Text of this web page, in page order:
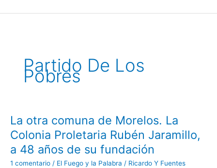
al
Partido De Los
Pobres
La otra comuna de Morelos. La
Colonia Proletaria Rubén Jaramillo,
a 48 años de su fundación
1 comentario / El Fuego y la Palabra / Ricardo Y Fuentes
La
otra
comuna
de
Morelos.